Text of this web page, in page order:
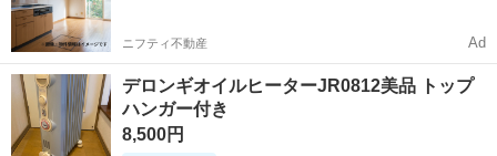
ニフティ不動産 Ad
デロンギオイルヒーターJR0812美品 トップ
ハンガー付き
8,500円